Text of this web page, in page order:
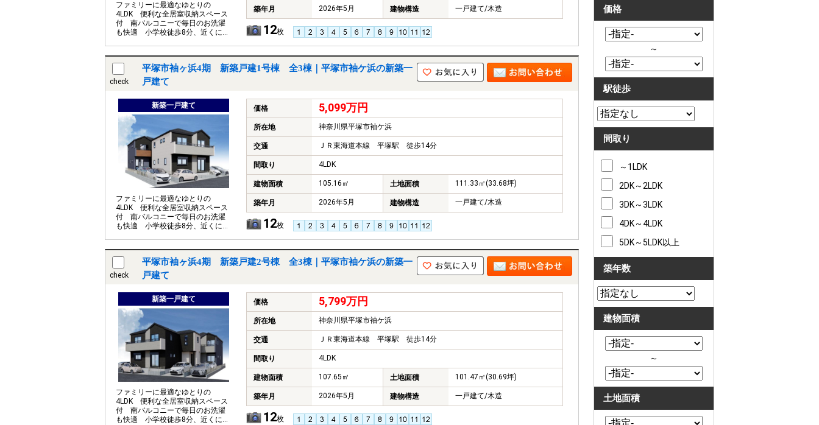
ファミリーに最適なゆとりの
4LDK 便利な全居室収納スペース
付 南バルコニーで毎日のお洗濯
も快適 小学校徒歩8分、近くに湘
築年月 2026年5月 建物構造 一戸建て/木造
12枚
check
平塚市袖ヶ浜4期 新築戸建1号棟 全3棟｜平塚市袖ケ浜の新築一
戸建て
新築一戸建て
ファミリーに最適なゆとりの
4LDK 便利な全居室収納スペース
付 南バルコニーで毎日のお洗濯
も快適 小学校徒歩8分、近くに湘
価格 5,099万円
所在地 神奈川県平塚市袖ケ浜
交通 ＪＲ東海道本線 平塚駅 徒歩14分
間取り 4LDK
建物面積 105.16㎡ 土地面積 111.33㎡(33.68坪)
築年月 2026年5月 建物構造 一戸建て/木造
12枚
check
平塚市袖ヶ浜4期 新築戸建2号棟 全3棟｜平塚市袖ケ浜の新築一
戸建て
新築一戸建て
ファミリーに最適なゆとりの
4LDK 便利な全居室収納スペース
付 南バルコニーで毎日のお洗濯
も快適 小学校徒歩8分、近くに湘
価格 5,799万円
所在地 神奈川県平塚市袖ケ浜
交通 ＪＲ東海道本線 平塚駅 徒歩14分
間取り 4LDK
建物面積 107.65㎡ 土地面積 101.47㎡(30.69坪)
築年月 2026年5月 建物構造 一戸建て/木造
12枚
価格
～
駅徒歩
間取り
～1LDK
2DK～2LDK
3DK～3LDK
4DK～4LDK
5DK～5LDK以上
築年数
建物面積
～
土地面積